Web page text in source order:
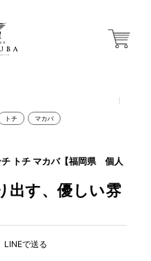
HOME
トチ マカバ
出す、優しい雰
チ トチ マカバ【福岡県 個人
LINEで送る